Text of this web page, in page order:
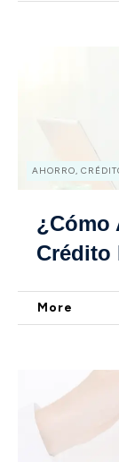
AHORRO,
¿Cómo
Crédito
More